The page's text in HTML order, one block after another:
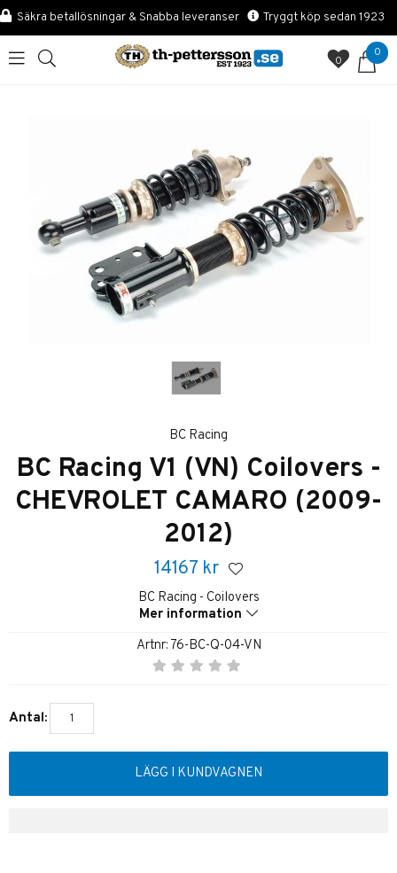
Säkra betallösningar & Snabba leveranser Tryggt köp sedan 1923
0
0
BC Racing
BC Racing V1 (VN) Coilovers -
CHEVROLET CAMARO (2009-
2012)
14167 kr
BC Racing - Coilovers
Mer information
Artnr: 76-BC-Q-04-VN
Antal:
LÄGG I KUNDVAGNEN